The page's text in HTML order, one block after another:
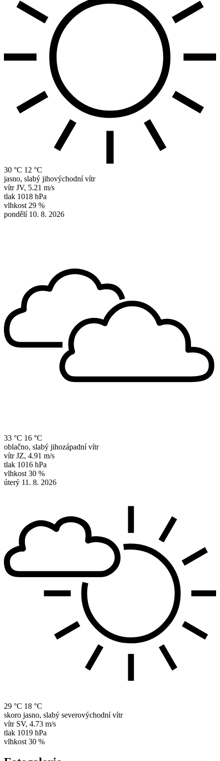
30 °C 12 °C
jasno, slabý jihovýchodní vítr
vítr JV, 5.21 m/s
tlak 1018 hPa
vlhkost 29 %
pondělí 10. 8. 2026
33 °C 16 °C
oblačno, slabý jihozápadní vítr
vítr JZ, 4.91 m/s
tlak 1016 hPa
vlhkost 30 %
úterý 11. 8. 2026
29 °C 18 °C
skoro jasno, slabý severovýchodní vítr
vítr SV, 4.73 m/s
tlak 1019 hPa
vlhkost 30 %